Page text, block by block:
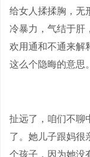
给女人揉揉胸，无
冷暴力，气结于肝
欢用通和不通来解
这么个隐晦的意思。
扯远了，咱们不聊
了。她儿子跟妈很
个孩子，因为她没